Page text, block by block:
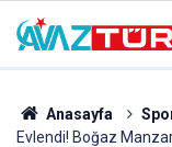
Anasayfa
Evlendi! Boğaz